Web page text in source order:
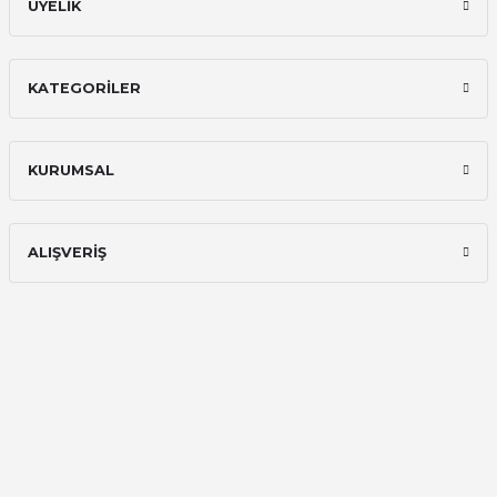
ÜYELİK
KATEGORİLER
KURUMSAL
ALIŞVERİŞ